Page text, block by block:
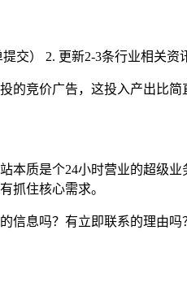
交） 2. 更新2-3条行业相关资
的竞价广告，这投入产出比简
本质是个24小时营业的超级
抓住核心需求。
息吗？有立即联系的理由吗